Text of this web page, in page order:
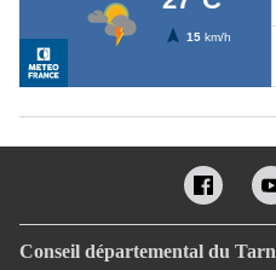
Conseil départemental du Tarn